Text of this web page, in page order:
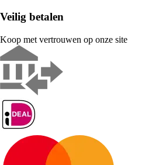
Veilig betalen
Koop met vertrouwen op onze site